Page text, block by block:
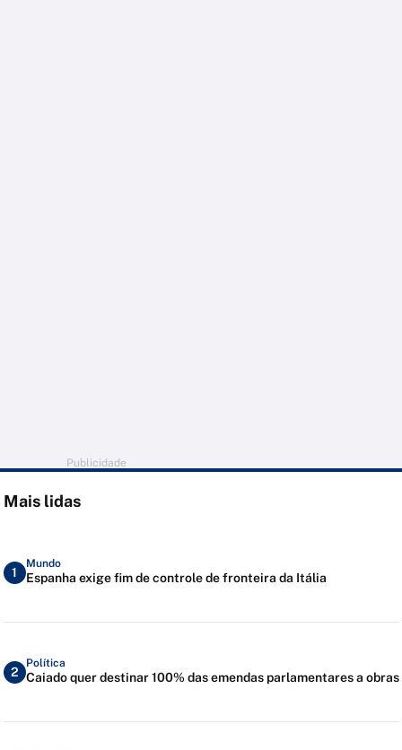
Publicidade
Mais lidas
1
Mundo
Espanha exige fim de controle de fronteira da Itália
2
Política
Caiado quer destinar 100% das emendas parlamentares a obras